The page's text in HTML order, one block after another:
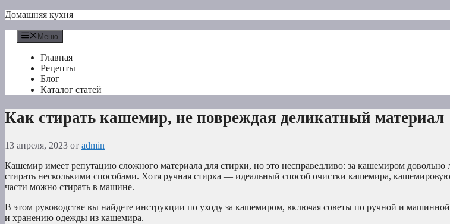
Перейти
содержимому
Домашняя кухня
Меню
Главная
Рецепты
Блог
Каталог статей
Как стирать кашемир, не повреждая деликатный материал
13 апреля, 2023 от admin
Кашемир имеет репутацию сложного материала для стирки, но это несправедливо: за кашемиром довольно
стирать несколькими способами. Хотя ручная стирка — идеальный способ очистки кашемира,
части можно стирать в машине.
В этом руководстве вы найдете инструкции по уходу за кашемиром, включая советы по ручной и машинной
и хранению одежды из кашемира.